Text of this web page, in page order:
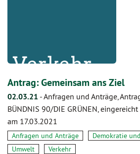
Antrag: Gemeinsam ans Ziel
02.03.21 -Anfragen und Anträge,
BÜNDNIS 90/DIE GRÜNEN,
am 17.03.2021
Anfragen und Anträge
Demokratie
Umwelt
Verkehr